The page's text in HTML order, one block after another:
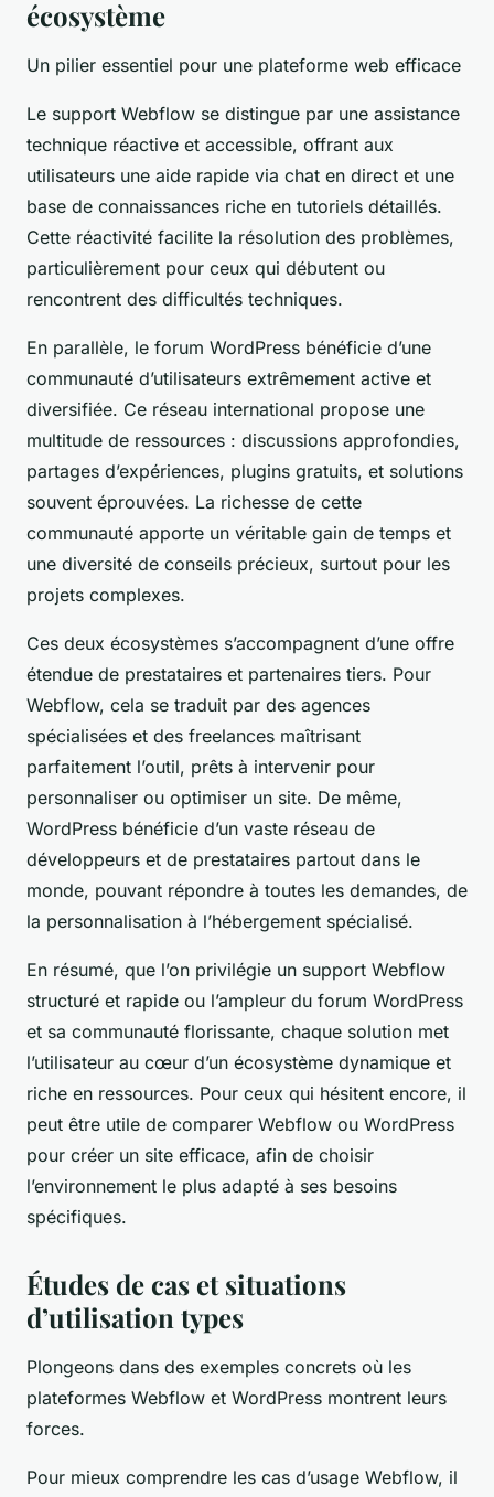
écosystème
Un pilier essentiel pour une plateforme web efficace
Le support Webflow se distingue par une assistance
technique réactive et accessible, offrant aux
utilisateurs une aide rapide via chat en direct et une
base de connaissances riche en tutoriels détaillés.
Cette réactivité facilite la résolution des problèmes,
particulièrement pour ceux qui débutent ou
rencontrent des difficultés techniques.
En parallèle, le forum WordPress bénéficie d’une
communauté d’utilisateurs extrêmement active et
diversifiée. Ce réseau international propose une
multitude de ressources : discussions approfondies,
partages d’expériences, plugins gratuits, et solutions
souvent éprouvées. La richesse de cette
communauté apporte un véritable gain de temps et
une diversité de conseils précieux, surtout pour les
projets complexes.
Ces deux écosystèmes s’accompagnent d’une offre
étendue de prestataires et partenaires tiers. Pour
Webflow, cela se traduit par des agences
spécialisées et des freelances maîtrisant
parfaitement l’outil, prêts à intervenir pour
personnaliser ou optimiser un site. De même,
WordPress bénéficie d’un vaste réseau de
développeurs et de prestataires partout dans le
monde, pouvant répondre à toutes les demandes, de
la personnalisation à l’hébergement spécialisé.
En résumé, que l’on privilégie un support Webflow
structuré et rapide ou l’ampleur du forum WordPress
et sa communauté florissante, chaque solution met
l’utilisateur au cœur d’un écosystème dynamique et
riche en ressources. Pour ceux qui hésitent encore, il
peut être utile de comparer Webflow ou WordPress
pour créer un site efficace, afin de choisir
l’environnement le plus adapté à ses besoins
spécifiques.
Études de cas et situations
d’utilisation types
Plongeons dans des exemples concrets où les
plateformes Webflow et WordPress montrent leurs
forces.
Pour mieux comprendre les cas d’usage Webflow, il